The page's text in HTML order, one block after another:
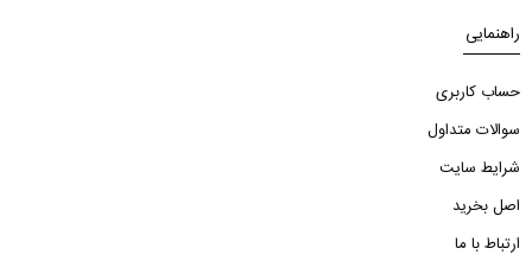
راهنمایی
حساب کاربری
سوالات متداول
شرایط سایت
اصل بخرید
ارتباط با ما